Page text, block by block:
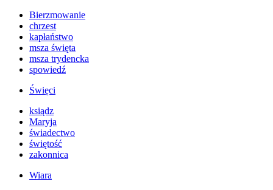
Bierzmowanie
chrzest
kapłaństwo
msza święta
msza trydencka
spowiedź
Święci
ksiądz
Maryja
świadectwo
świętość
zakonnica
Wiara